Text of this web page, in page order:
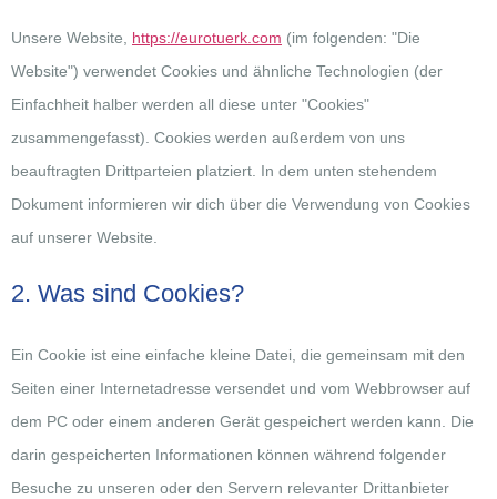
Unsere Website, https://eurotuerk.com (im folgenden: "Die
Website") verwendet Cookies und ähnliche Technologien (der
Einfachheit halber werden all diese unter "Cookies"
zusammengefasst). Cookies werden außerdem von uns
beauftragten Drittparteien platziert. In dem unten stehendem
Dokument informieren wir dich über die Verwendung von Cookies
auf unserer Website.
2. Was sind Cookies?
Ein Cookie ist eine einfache kleine Datei, die gemeinsam mit den
Seiten einer Internetadresse versendet und vom Webbrowser auf
dem PC oder einem anderen Gerät gespeichert werden kann. Die
darin gespeicherten Informationen können während folgender
Besuche zu unseren oder den Servern relevanter Drittanbieter